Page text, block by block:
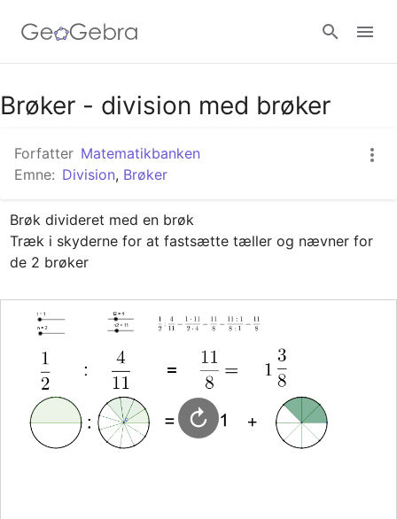
Google Classroom
GeoGebra Classroom
Log ind
Brøker - division med brøker
Forfatter Matematikbanken
Emne: Division, Brøker
Brøk divideret med en brøk
Træk i skyderne for at fastsætte tæller og nævner for
de 2 brøker